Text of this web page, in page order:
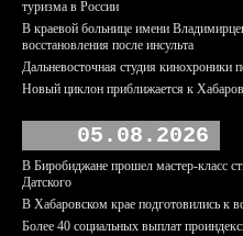
туризма в России
В краевой больнице имени
восстановления после инсульта
Дальневосточная студия
Новый циклон приближается к
05.08.2026
В Биробиджане прошел мастер-класс
Датского
В Хабаровском крае подготовились
Более 40 социальных выплат